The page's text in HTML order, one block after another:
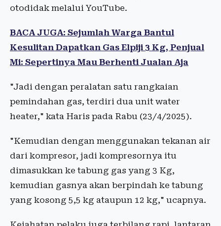
otodidak melalui YouTube.
BACA JUGA: Sejumlah Warga Bantul
Kesulitan Dapatkan Gas Elpiji 3 Kg, Penjual
Mi: Sepertinya Mau Berhenti Jualan Aja
"Jadi dengan peralatan satu rangkaian
pemindahan gas, terdiri dua unit water
heater," kata Haris pada Rabu (23/4/2025).
"Kemudian dengan menggunakan tekanan air
dari kompresor, jadi kompresornya itu
dimasukkan ke tabung gas yang 3 Kg,
kemudian gasnya akan berpindah ke tabung
yang kosong 5,5 kg ataupun 12 kg," ucapnya.